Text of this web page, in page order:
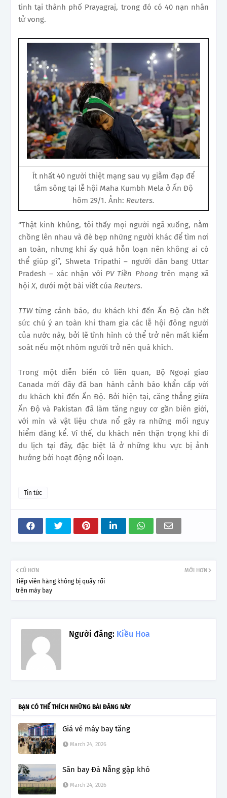
tinh tại thành phố Prayagraj, trong đó có 40 nạn nhân
tử vong.
Ít nhất 40 người thiệt mạng sau vụ giẫm đạp để
tắm sông tại lễ hội Maha Kumbh Mela ở Ấn Độ
hôm 29/1. Ảnh: Reuters.
“Thật kinh khủng, tôi thấy mọi người ngã xuống, nằm
chồng lên nhau và đè bẹp những người khác để tìm nơi
an toàn, nhưng khi ấy quá hỗn loạn nên không ai có
thể giúp gì”, Shweta Tripathi – người dân bang Uttar
Pradesh – xác nhận với PV Tiền Phong trên mạng xã
hộiX, dưới một bài viết của Reuters.
TTWtừng cảnh báo, du khách khi đến Ấn Độ cần hết
sức chú ý an toàn khi tham gia các lễ hội đông người
của nước này, bởi lẽ tình hình có thể trở nên mất kiểm
soát nếu một nhóm người trở nên quá khích.
Trong một diễn biến có liên quan, Bộ Ngoại giao
Canada mới đây đã ban hành cảnh báo khẩn cấp với
du khách khi đến Ấn Độ. Bởi hiện tại, căng thẳng giữa
Ấn Độ và Pakistan đã làm tăng nguy cơ gần biên giới,
với mìn và vật liệu chưa nổ gây ra những mối nguy
hiểm đáng kể. Vì thế, du khách nên thận trọng khi đi
du lịch tại đây, đặc biệt là ở những khu vực bị ảnh
hưởng bởi hoạt động nổi loạn.
Tin tức
MỚI HƠN
CŨ HƠN
Tiếp viên hàng không bị quấy rối
trên máy bay
Người đăng: Kiều Hoa
BẠN CÓ THỂ THÍCH NHỮNG BÀI ĐĂNG NÀY
Giá vé máy bay tăng
March 24, 2026
Sân bay Đà Nẵng gặp khó
March 24, 2026